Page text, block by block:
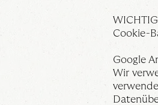
Cookie-
Google
Wir